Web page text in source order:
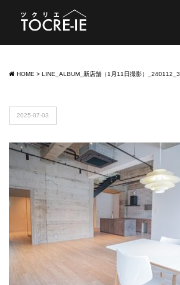
HOME > LINE_ALBUM_新店舗（1月11日撮影）_240112_3
2025-07-03